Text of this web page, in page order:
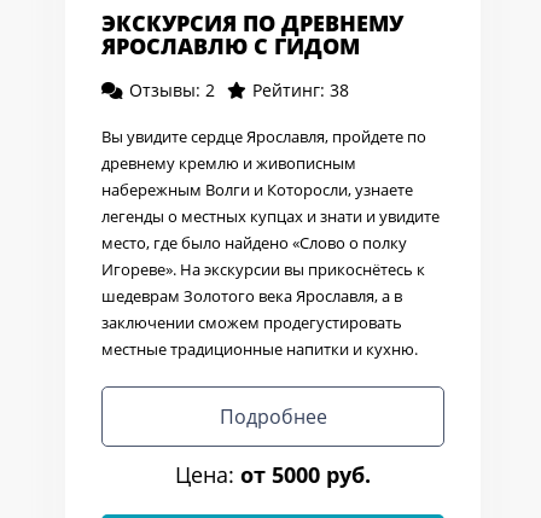
ЭКСКУРСИЯ ПО ДРЕВНЕМУ
ЯРОСЛАВЛЮ С ГИДОМ
Отзывы: 2 Рейтинг: 38
Вы увидите сердце Ярославля, пройдете по
древнему кремлю и живописным
набережным Волги и Которосли, узнаете
легенды о местных купцах и знати и увидите
место, где было найдено «Слово о полку
Игореве». На экскурсии вы прикоснётесь к
шедеврам Золотого века Ярославля, а в
заключении сможем продегустировать
местные традиционные напитки и кухню.
Подробнее
Цена: от 5000 руб.